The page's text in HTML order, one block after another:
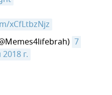
xCfLtbzNjz
7
г.